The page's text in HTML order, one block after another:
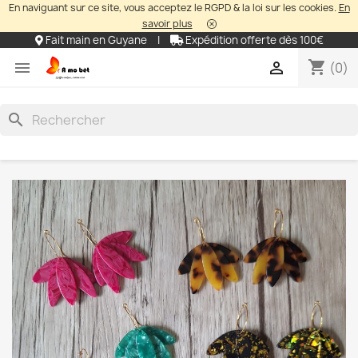
En naviguant sur ce site, vous acceptez le RGPD & la loi sur les cookies.En
savoir plus
Fait main en Guyane | Expédition offerte dès 100€
 shopping_cart (0)

search